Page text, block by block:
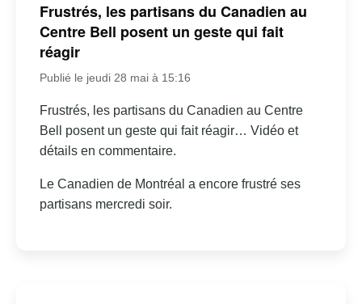
Frustrés, les partisans du Canadien au
Centre Bell posent un geste qui fait
réagir
Publié le jeudi 28 mai à 15:16
Frustrés, les partisans du Canadien au Centre
Bell posent un geste qui fait réagir… Vidéo et
détails en commentaire.
Le Canadien de Montréal a encore frustré ses
partisans mercredi soir.